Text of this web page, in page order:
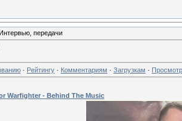
передачи
· Рейтингу · Комментариям · Загрузкам ·
Warfighter - Behind The Music